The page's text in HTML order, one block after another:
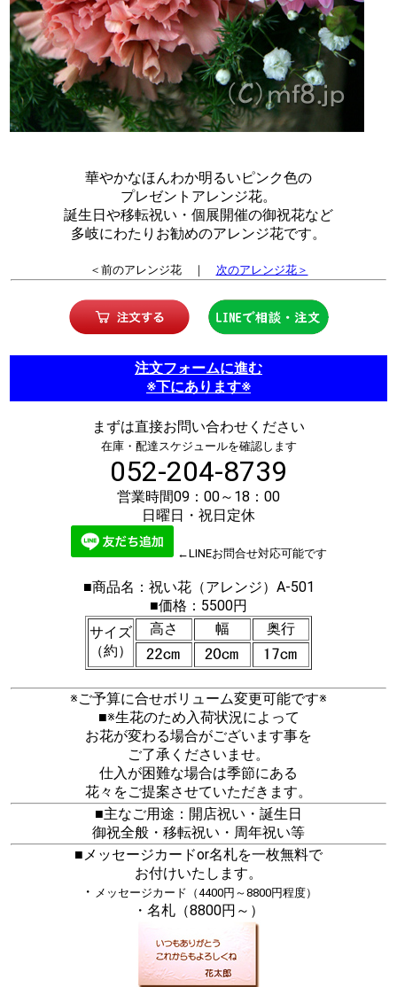
華やかなほんわか明るいピンク色の
プレゼントアレンジ花。
誕生日や移転祝い・個展開催の御祝花など
多岐にわたりお勧めのアレンジ花です。
＜前のアレンジ花 ｜ 次のアレンジ花＞
注文フォームに進む
※下にあります※
まずは直接お問い合わせください
在庫・配達スケジュールを確認します
052-204-8739
営業時間09：00～18：00
日曜日・祝日定休
←LINEお問合せ対応可能です
■商品名：祝い花（アレンジ）A-501
■価格：5500円
サイズ
（約）
高さ 幅 奥行
※ご予算に合せボリューム変更可能です※
■※生花のため入荷状況によって
お花が変わる場合がございます事を
ご了承くださいませ。
仕入が困難な場合は季節にある
花々をご提案させていただきます。
■主なご用途：開店祝い・誕生日
御祝全般・移転祝い・周年祝い等
■メッセージカードor名札を一枚無料で
お付けいたします。
・ メッセージカード（4400円～8800円程度）
・名札（8800円～）